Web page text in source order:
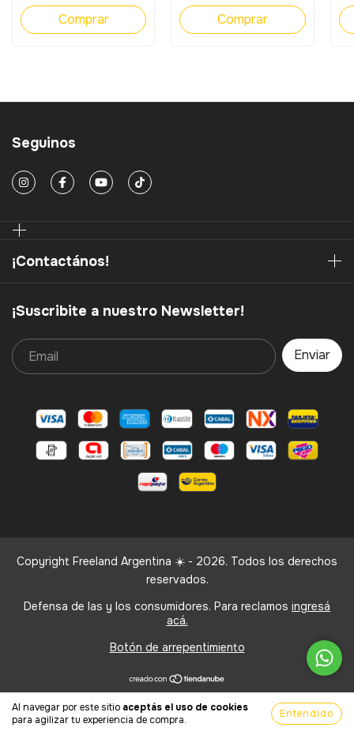
Al navegar por este sitio aceptás el uso de cookies
para agilizar tu experiencia de compra.
Entendido
Seguinos
¡Contactános!
¡Suscribite a nuestro Newsletter!
Copyright Freeland Argentina ☀️ - 2026. Todos los derechos
reservados.
Defensa de las y los consumidores. Para reclamos ingresá
acá.
Botón de arrepentimiento